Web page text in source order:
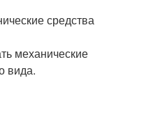
средства
механические
вида.